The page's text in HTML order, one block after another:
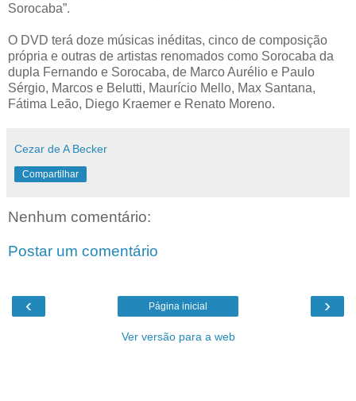
Sorocaba”.
O DVD terá doze músicas inéditas, cinco de composição
própria e outras de artistas renomados como Sorocaba da
dupla Fernando e Sorocaba, de Marco Aurélio e Paulo
Sérgio, Marcos e Belutti, Maurício Mello, Max Santana,
Fátima Leão, Diego Kraemer e Renato Moreno.
Cezar de A Becker
Compartilhar
Nenhum comentário:
Postar um comentário
‹ ›
Página inicial
Ver versão para a web